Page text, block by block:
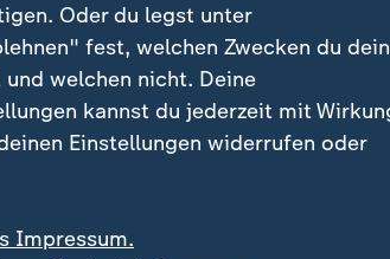
Oder du legst unter
fest, welchen Zwecken du
welchen nicht. Deine
kannst du jederzeit mit
Einstellungen widerrufen oder
Impressum.